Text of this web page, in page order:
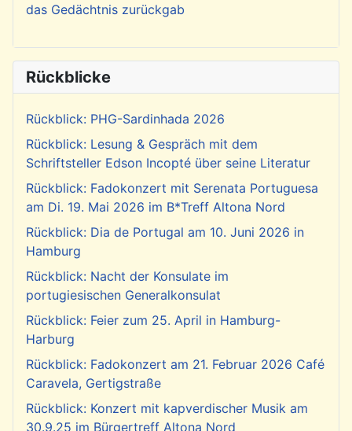
das Gedächtnis zurückgab
Rückblicke
Rückblick: PHG-Sardinhada 2026
Rückblick: Lesung & Gespräch mit dem
Schriftsteller Edson Incopté über seine Literatur
Rückblick: Fadokonzert mit Serenata Portuguesa
am Di. 19. Mai 2026 im B*Treff Altona Nord
Rückblick: Dia de Portugal am 10. Juni 2026 in
Hamburg
Rückblick: Nacht der Konsulate im
portugiesischen Generalkonsulat
Rückblick: Feier zum 25. April in Hamburg-
Harburg
Rückblick: Fadokonzert am 21. Februar 2026 Café
Caravela, Gertigstraße
Rückblick: Konzert mit kapverdischer Musik am
30.9.25 im Bürgertreff Altona Nord